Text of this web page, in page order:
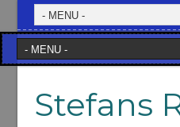
Stefans